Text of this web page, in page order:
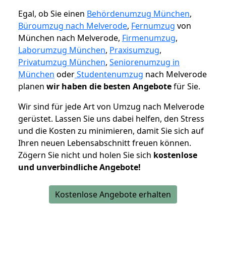
Egal, ob Sie einen Behördenumzug München,
Büroumzug nach Melverode, Fernumzug von
München nach Melverode, Firmenumzug,
Laborumzug München, Praxisumzug,
Privatumzug München, Seniorenumzug in
München oderStudentenumzug nach Melverode
planen wir haben die besten Angebotefür Sie.
Wir sind für jede Art von Umzug nach Melverode
gerüstet. Lassen Sie uns dabei helfen, den Stress
und die Kosten zu minimieren, damit Sie sich auf
Ihren neuen Lebensabschnitt freuen können.
Zögern Sie nicht und holen Sie sich kostenlose
und unverbindliche Angebote!
Kostenlose Angebote erhalten